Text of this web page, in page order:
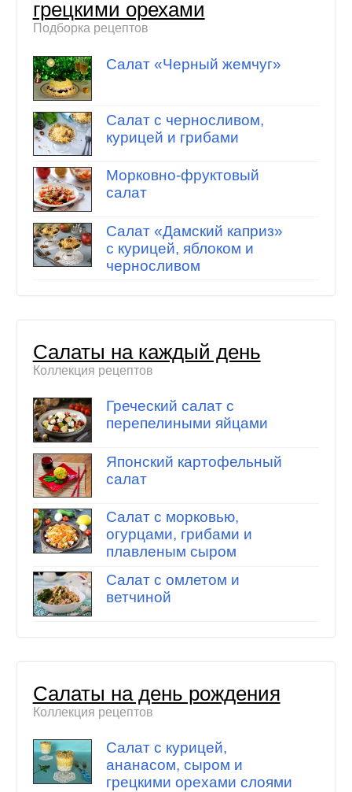
грецкими орехами
Подборка рецептов
Салат «Черный жемчуг»
Салат с черносливом,
курицей и грибами
Морковно-фруктовый
салат
Салат «Дамский каприз»
с курицей, яблоком и
черносливом
Салаты на каждый день
Коллекция рецептов
Греческий салат с
перепелиными яйцами
Японский картофельный
салат
Салат с морковью,
огурцами, грибами и
плавленым сыром
Салат с омлетом и
ветчиной
Салаты на день рождения
Коллекция рецептов
Салат с курицей,
ананасом, сыром и
грецкими орехами слоями